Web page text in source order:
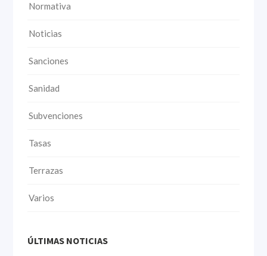
Normativa
Noticias
Sanciones
Sanidad
Subvenciones
Tasas
Terrazas
Varios
ÚLTIMAS NOTICIAS